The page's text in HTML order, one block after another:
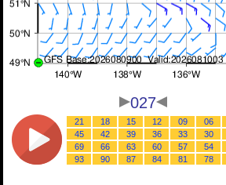
027
06
09
12
15
18
21
30
33
36
39
42
45
54
57
60
63
66
69
78
81
84
87
90
93